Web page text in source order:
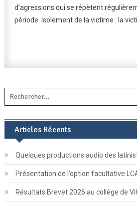
d’agressions qui se répètent
période. Isolement de la victime : la
Articles Récents
Quelques productions audio des
Présentation de l’option facultative
Résultats Brevet 2026 au collège de